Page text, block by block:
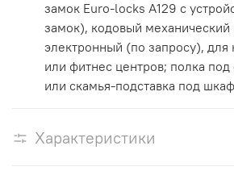
замок Euro-locks A129 с
замок), кодовый
электронный (по запросу), для
или фитнес центров; полка под
или скамья-подставка под
Характеристики